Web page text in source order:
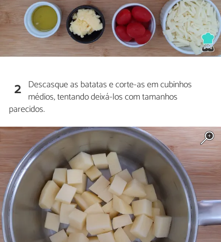
2 Descasque as batatas e corte-as em cubinhos
médios, tentando deixá-los com tamanhos
parecidos.